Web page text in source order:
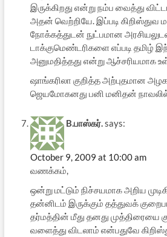
இருக்கிறது என்று நம்ப வைத்து
அதன் வெற்றியே. இப்படி கிறிஸ்துவ
நோக்கத்துடன் நுட்பமான
டாக்குமெண்டரிகளை எப்படி தமிழ்
அனுமதித்தது என்று ஆச்சரியமாக
ஷாங்கரிலா குறித்த
ஜெயமோகனது பனி மனிதன் நாவலில்
B.பாஸ்கர்.says:
October 9, 2009 at 10:00 am
வணக்கம்,
ஒன்று மட்டும் நிச்சயமாக அறிய
தன்னிடம் இருக்கும் தத்துவக்
தர்மத்தின் மீது தனது முத்திரையை
வளைத்து விடலாம் என்பதுவே